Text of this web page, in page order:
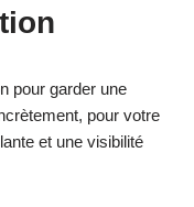
pour garder une
pour votre
et une visibilité